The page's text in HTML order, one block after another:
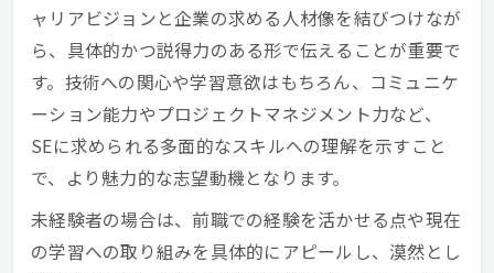
ャリアビジョンと企業の求める人材像を結びつけなが
ら、具体的かつ説得力のある形で伝えることが重要で
す。技術への関心や学習意欲はもちろん、コミュニケ
ーション能力やプロジェクトマネジメント力など、
SEに求められる多面的なスキルへの理解を示すこと
で、より魅力的な志望動機となります。
未経験者の場合は、前職での経験を活かせる点や現在
の学習への取り組みを具体的にアピールし、漠然とし